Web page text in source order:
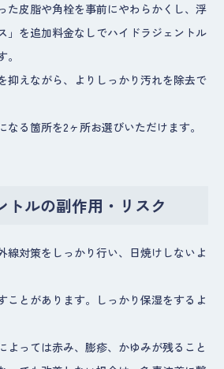
た皮脂や角栓を事前にやわらかくし、浮
」を追加料金なしでハイドラジェントル
抑えながら、よりしっかり汚れを除去で
なる箇所を2ヶ所お選びいただけます。
トルの副作用・リスク
線対策をしっかり行い、日焼けしないよ
ことがあります。しっかり保湿をするよ
よっては赤み、膨疹、かゆみが残ること